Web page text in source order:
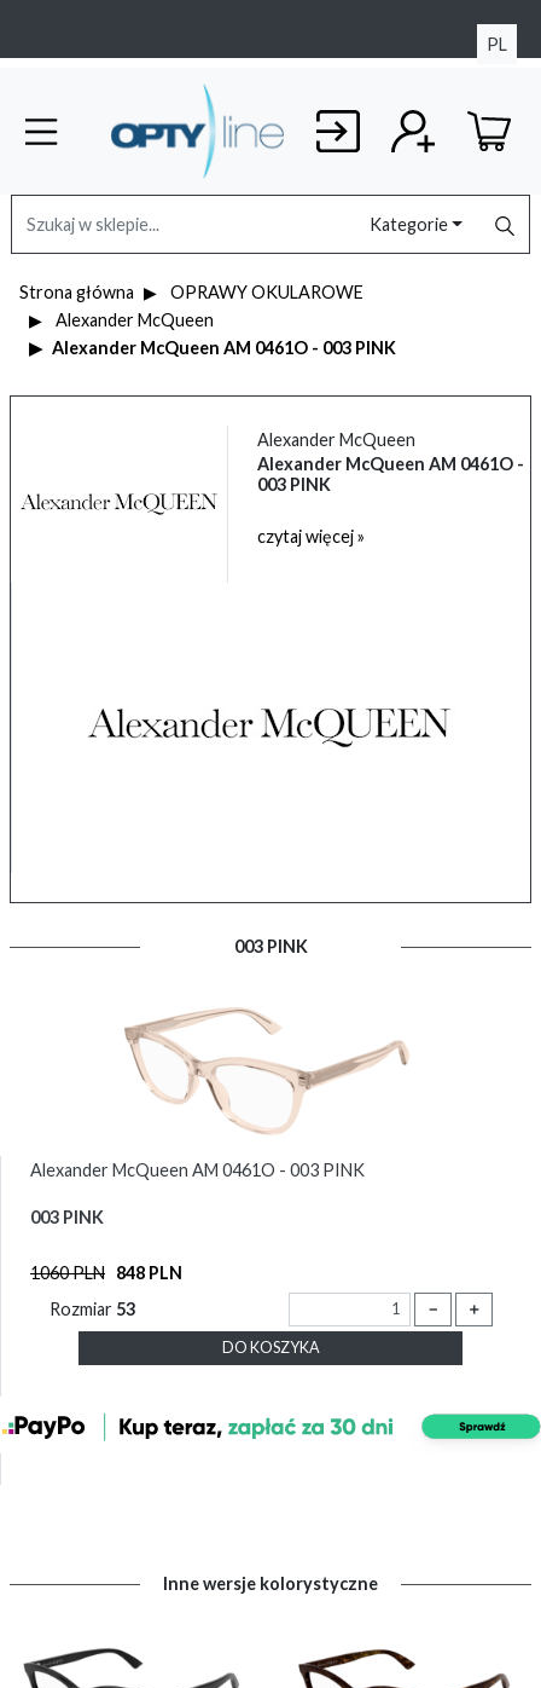
PL
Kategorie
Strona główna
OPRAWY OKULAROWE
Alexander McQueen
Alexander McQueen AM 0461O - 003 PINK
Alexander McQueen
Alexander McQueen AM 0461O -
003 PINK
czytaj więcej »
003 PINK
Alexander McQueen AM 0461O - 003 PINK
003 PINK
1060 PLN 848 PLN
Rozmiar 53 － ＋
DO KOSZYKA
Inne wersje kolorystyczne